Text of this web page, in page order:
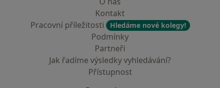
Kontakt
Pracovní příležitosti
Hledáme nové kolegy!
Podmínky
Partneři
Jak řadíme výsledky vyhledávání?
Přístupnost